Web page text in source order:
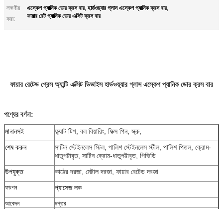
লক্ষণীয়
করা:
এস্কেপ প্যানিক ডোর ক্রস বার, হার্ডওয়্যার গ্লাস এস্কেপ প্যানিক ক্রস বার,
ফায়ার রেট প্যানিক ডোর এক্সিট ক্রস বার
ফায়ার রেটেড প্রেস অ্যান্টি এক্সিট ডিভাইস হার্ডওয়্যার গ্লাস এস্কেপ প্যানিক ডোর ক্রস বার
পণ্যের বর্ণনা:
মানানসই
ফ্ল্যাট টিপ, বল বিয়ারিং, ফিক্স পিন, স্ক্রু,
শেষ করুন
সাটিন স্টেইনলেস স্টিল, পালিশ স্টেইনলেস স্টীল, পালিশ পিতল, ক্রোম-
ধাতুপট্টাবৃত, সাটিন ক্রোম-ধাতুপট্টাবৃত, পিভিডি
উপযুক্ত
কাঠের দরজা, মেটাল দরজা, ফায়ার রেটেড দরজা
ফাংশন প্যাসেজ লক
আবেদন
দপ্তর